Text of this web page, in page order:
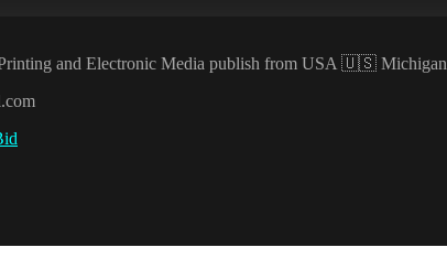
and Electronic Media publish from USA 🇺🇸 Michigan